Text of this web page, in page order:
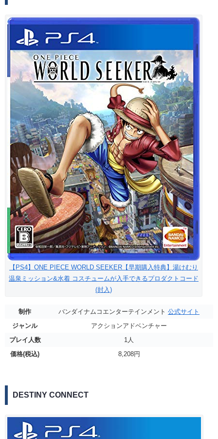
【PS4】ONE PIECE WORLD SEEKER【早期購入特典】湯けむり
温泉ミッション&水着 コスチュームが入手できるプロダクトコード
(封入)
制作 バンダイナムコエンターテインメント 公式サイト
ジャンル
アクションアドベンチャー
プレイ人数
1人
価格(税込)
8,208円
DESTINY CONNECT